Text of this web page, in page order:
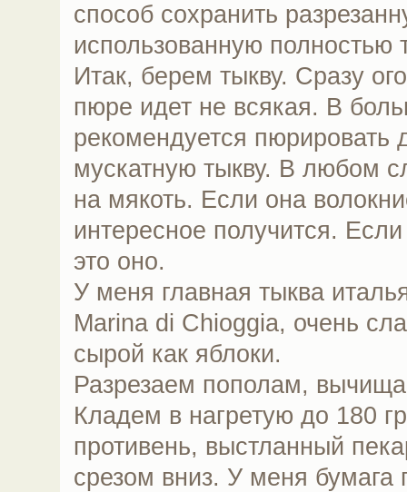
способ сохранить
использованную полностью
Итак, берем тыкву. Сразу
пюре идет не всякая. В
рекомендуется пюрировать
мускатную тыкву. В любом
на мякоть. Если она
интересное получится.
это оно.
У меня главная тыква
Marina di Chioggia, очень
сырой как яблоки.
Разрезаем пополам,
Кладем в нагретую до 180
противень, выстланный
срезом вниз. У меня бумага